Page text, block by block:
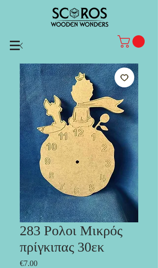
283 Ρολοι Μικρός
πρίγκιπας 30εκ
€7.00Price